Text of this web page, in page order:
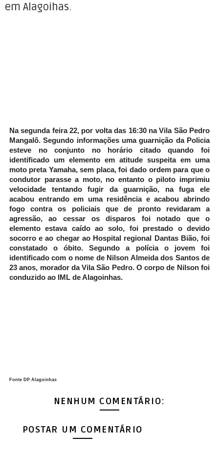
em Alagoihas.
Na segunda feira 22, por volta das 16:30 na Vila São Pedro
Mangalô. Segundo informações uma guarnição da Policia
esteve no conjunto no horário citado quando foi
identificado um elemento em atitude suspeita em uma
moto preta Yamaha, sem placa, foi dado ordem para que o
condutor parasse a moto, no entanto o piloto imprimiu
velocidade tentando fugir da guarnição, na fuga ele
acabou entrando em uma residência e acabou abrindo
fogo contra os policiais que de pronto revidaram a
agressão, ao cessar os disparos foi notado que o
elemento estava caído ao solo, foi prestado o devido
socorro e ao chegar ao Hospital regional Dantas Bião, foi
constatado o óbito. Segundo a polícia o jovem foi
identificado com o nome de Nilson Almeida dos Santos de
23 anos, morador da Vila São Pedro. O corpo de Nilson foi
conduzido ao IML de Alagoinhas.
Fonte DP Alagoinhas
NENHUM COMENTÁRIO:
POSTAR UM COMENTÁRIO